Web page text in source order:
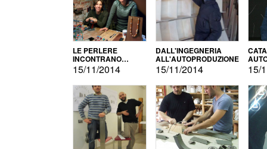
LE PERLERE
INCONTRANO
L'AUTOPRODUZIONE
15/11/2014
DALL'INGEGNERIA
ALL'AUTOPRODUZIONE
15/11/2014 15/